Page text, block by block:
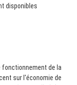
disponibles
fonctionnement de la
sur l'économie de